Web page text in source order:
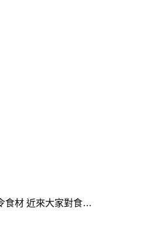
食材 近來大家對食…